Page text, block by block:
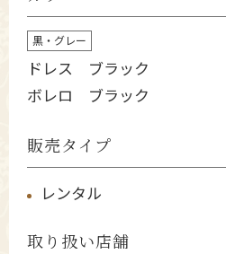
黒・グレー
ドレス ブラック
ボレロ ブラック
販売タイプ
レンタル
取り扱い店舗